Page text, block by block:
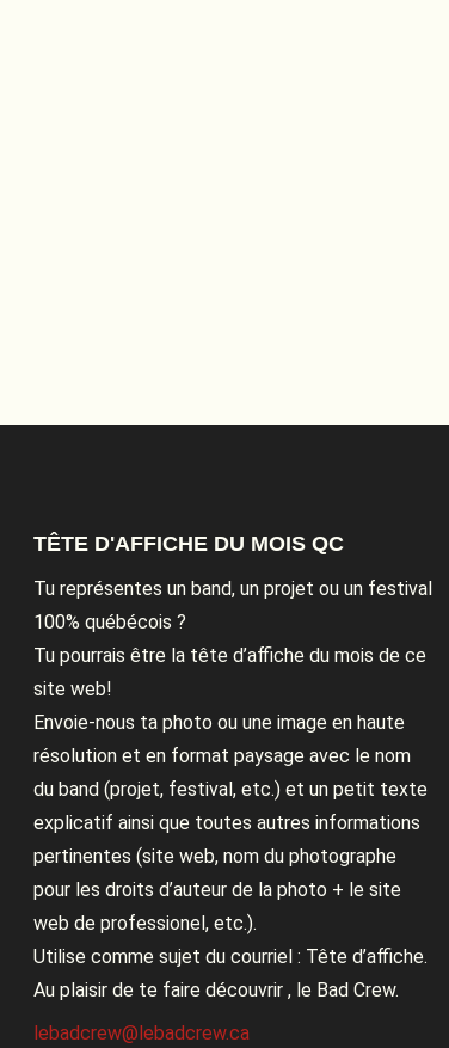
TÊTE D'AFFICHE DU MOIS QC
Tu représentes un band, un projet ou un festival
100% québécois ?
Tu pourrais être la tête d’affiche du mois de ce
site web!
Envoie-nous ta photo ou une image en haute
résolution et en format paysage avec le nom
du band (projet, festival, etc.) et un petit texte
explicatif ainsi que toutes autres informations
pertinentes (site web, nom du photographe
pour les droits d’auteur de la photo + le site
web de professionel, etc.).
Utilise comme sujet du courriel : Tête d’affiche.
Au plaisir de te faire découvrir , le Bad Crew.
lebadcrew@lebadcrew.ca